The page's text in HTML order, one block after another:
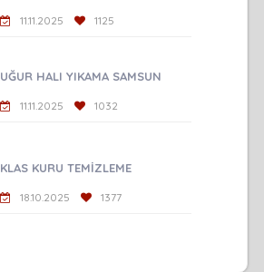
11.11.2025 1125
UĞUR HALI YIKAMA SAMSUN
11.11.2025 1032
KLAS KURU TEMİZLEME
18.10.2025 1377